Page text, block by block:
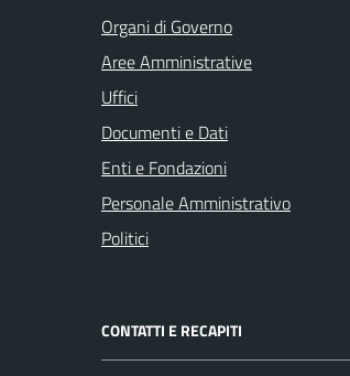
Organi di Governo
Aree Amministrative
Uffici
Documenti e Dati
Enti e Fondazioni
Personale Amministrativo
Politici
CONTATTI E RECAPITI